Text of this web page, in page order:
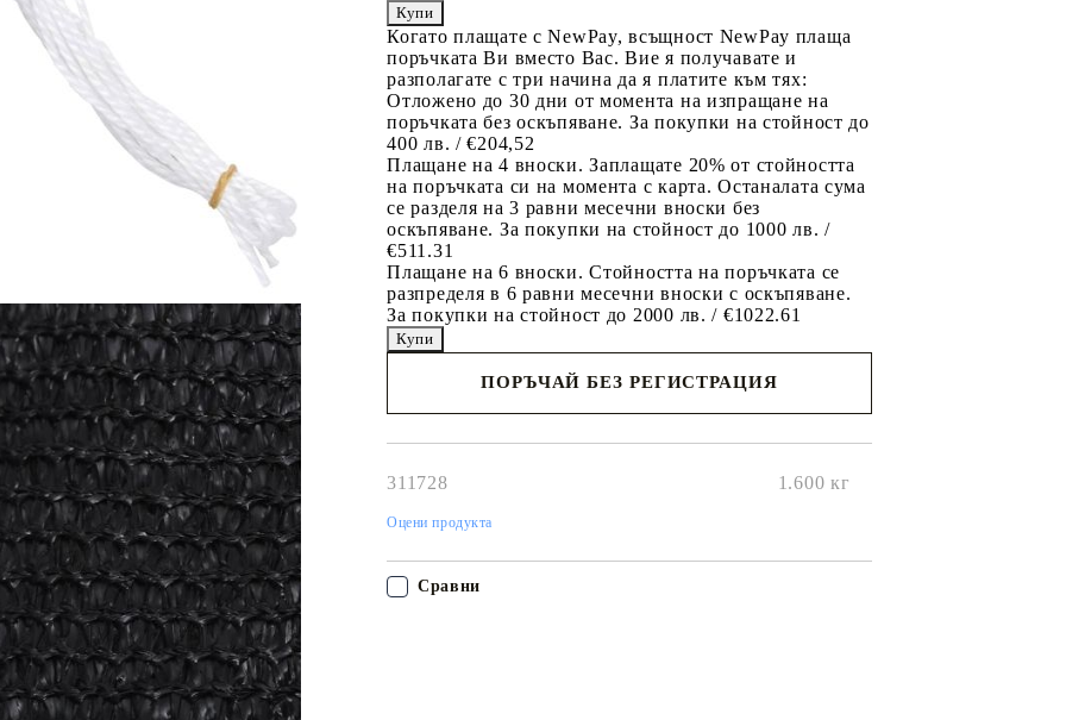
Когато плащате с NewPay, всъщност NewPay плаща
поръчката Ви вместо Вас. Вие я получавате и
разполагате с три начина да я платите към тях:
Отложено до 30 дни от момента на изпращане на
поръчката без оскъпяване. За покупки на стойност до
400 лв. / €204,52
Плащане на 4 вноски. Заплащате 20% от стойността
на поръчката си на момента с карта. Останалата сума
се разделя на 3 равни месечни вноски без
оскъпяване. За покупки на стойност до 1000 лв. /
€511.31
Плащане на 6 вноски. Стойността на поръчката се
разпределя в 6 равни месечни вноски с оскъпяване.
За покупки на стойност до 2000 лв. / €1022.61
ПОРЪЧАЙ БЕЗ РЕГИСТРАЦИЯ
311728 1.600 кг
Оцени продукта
Сравни